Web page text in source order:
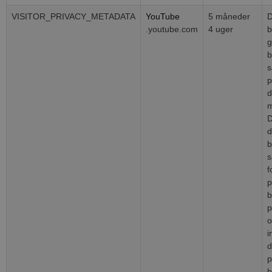
VISITOR_PRIVACY_METADATA
YouTube
.youtube.com
5 måneder
4 uger